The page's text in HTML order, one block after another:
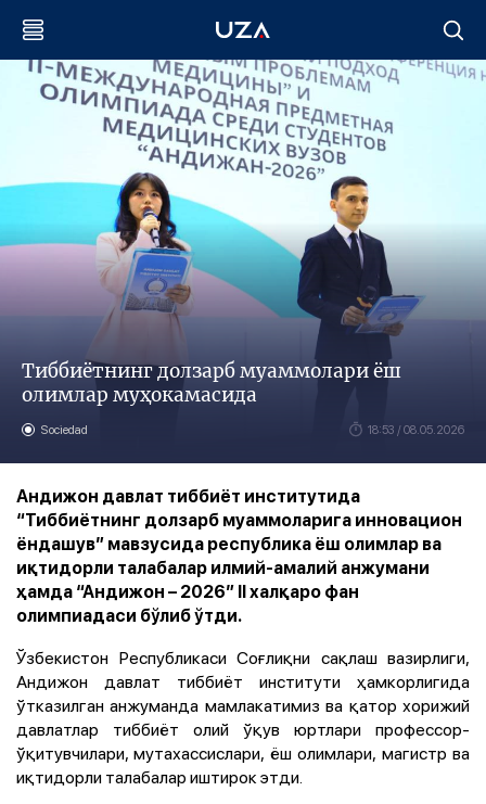
Тиббиётнинг долзарб муаммолари ёш
олимлар муҳокамасида
Sociedad 18:53 / 08.05.2026
Андижон давлат тиббиёт институтида
“Тиббиётнинг долзарб муаммоларига инновацион
ёндашув” мавзусида республика ёш олимлар ва
иқтидорли талабалар илмий-амалий анжумани
ҳамда “Андижон – 2026” II халқаро фан
олимпиадаси бўлиб ўтди.
Ўзбекистон Республикаси Соғлиқни сақлаш вазирлиги,
Андижон давлат тиббиёт институти ҳамкорлигида
ўтказилган анжуманда мамлакатимиз ва қатор хорижий
давлатлар тиббиёт олий ўқув юртлари профессор-
ўқитувчилари, мутахассислари, ёш олимлари, магистр ва
иқтидорли талабалар иштирок этди.